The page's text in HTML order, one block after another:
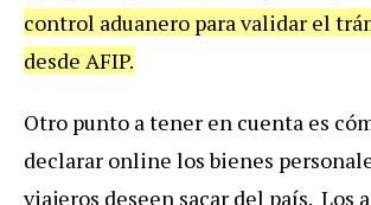
control aduanero para validar el
desde AFIP.
Otro punto a tener en cuenta es
declarar online los bienes
viajeros deseen sacar del país. Los